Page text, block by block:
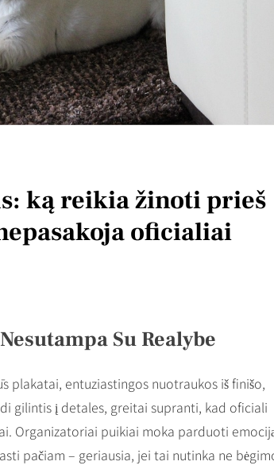
ką reikia žinoti prieš
oficialiai
Su Realybe
plakatai, entuziastingos nuotraukos iš finišo,
gilintis į detales, greitai supranti, kad oficiali
Organizatoriai puikiai moka parduoti
pačiam – geriausia, jei tai nutinka ne